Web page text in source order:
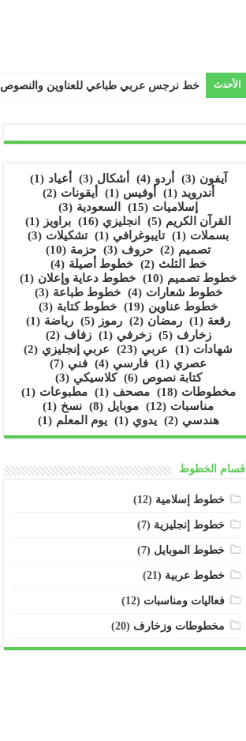
الأحدث خط نرجس عربي طباعي للعناوين والنصوص
آيفون (3) أردو (4) أشكال (3) أعياد (1)
أندرويد (1) أوفيس (1) أيقونات (2)
إسلاميات (15) السعودية (3)
القرآن الكريم (5) انجليزي (16) براويز (1)
بسملات (1) تايبوغرافي (1) تشكيلات (3)
تصميم (2) حروف (3) حزمة (10)
خط الثلث (2) خطوط أصيلة (4)
خطوط تصميم (10) خطوط دعاية وإعلان (1)
خطوط شعارات (4) خطوط طباعة (3)
خطوط عناوين (19) خطوط كتابة (3)
رقعة (1) رمضان (2) رموز (5) رياضة (1)
زخارف (5) زخرفي (1) زفاف (2)
شهادات (1) عربي (23) عربي إنجليزي (2)
عصري (1) فارسي (4) فني (7)
كتابة نصوص (6) كلاسيكي (3)
مخطوطات (18) مصحف (1) مطبوعات (1)
مناسبات (12) موبايل (8) نسخ (1)
هندسي (2) يدوي (1) يوم المعلم (1)
أقسام الخطوط
خطوط إسلامية (12)
خطوط إنجليزية (7)
خطوط الموبايل (7)
خطوط عربية (21)
فعاليات ومناسبات (12)
مخطوطات وزخارف (20)